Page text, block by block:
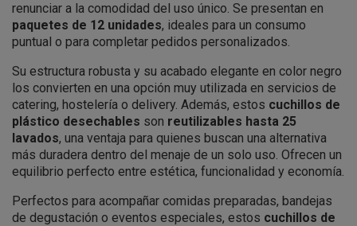
renunciar a la comodidad del uso único. Se presentan en
paquetes de 12 unidades, ideales para un consumo
puntual o para completar pedidos personalizados.
Su estructura robusta y su acabado elegante en color negro
los convierten en una opción muy utilizada en servicios de
catering, hostelería o delivery. Además, estos cuchillos de
plástico desechables son reutilizables hasta 25
lavados, una ventaja para quienes buscan una alternativa
más duradera dentro del menaje de un solo uso. Ofrecen un
equilibrio perfecto entre estética, funcionalidad y economía.
Perfectos para acompañar comidas preparadas, bandejas
de degustación o eventos especiales, estos cuchillos de